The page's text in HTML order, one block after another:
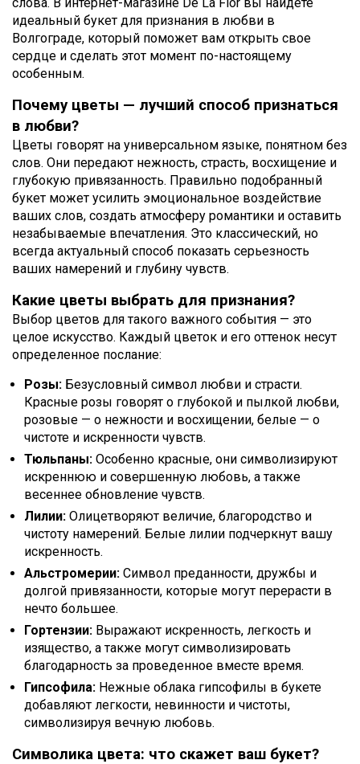
идеальный букет для признания в любви в
Волгограде, который поможет вам открыть свое
сердце и сделать этот момент по-настоящему
особенным.
Почему цветы — лучший способ признаться
в любви?
Цветы говорят на универсальном языке, понятном без
слов. Они передают нежность, страсть, восхищение и
глубокую привязанность. Правильно подобранный
букет может усилить эмоциональное воздействие
ваших слов, создать атмосферу романтики и оставить
незабываемые впечатления. Это классический, но
всегда актуальный способ показать серьезность
ваших намерений и глубину чувств.
Какие цветы выбрать для признания?
Выбор цветов для такого важного события — это
целое искусство. Каждый цветок и его оттенок несут
определенное послание:
Розы: Безусловный символ любви и страсти.
Красные розы говорят о глубокой и пылкой любви,
розовые — о нежности и восхищении, белые — о
чистоте и искренности чувств.
Тюльпаны: Особенно красные, они символизируют
искреннюю и совершенную любовь, а также
весеннее обновление чувств.
Лилии: Олицетворяют величие, благородство и
чистоту намерений. Белые лилии подчеркнут вашу
искренность.
Альстромерии: Символ преданности, дружбы и
долгой привязанности, которые могут перерасти в
нечто большее.
Гортензии: Выражают искренность, легкость и
изящество, а также могут символизировать
благодарность за проведенное вместе время.
Гипсофила: Нежные облака гипсофилы в букете
добавляют легкости, невинности и чистоты,
символизируя вечную любовь.
Символика цвета: что скажет ваш букет?